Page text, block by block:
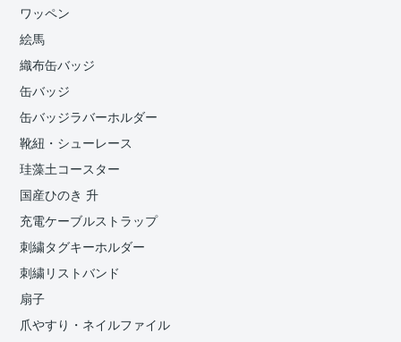
ワッペン
絵馬
織布缶バッジ
缶バッジ
缶バッジラバーホルダー
靴紐・シューレース
珪藻土コースター
国産ひのき 升
充電ケーブルストラップ
刺繍タグキーホルダー
刺繍リストバンド
扇子
爪やすり・ネイルファイル